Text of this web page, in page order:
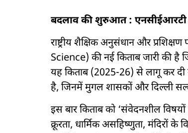
बदलाव की शुरुआत : एनसीईआरटी
राष्ट्रीय शैक्षिक अनुसंधान और
Science) की नई किताब जारी की
यह किताब (2025-26) से लागू कर
है, जिनमें मुगल शासकों और दिल्ली
इस बार किताब को ‘संवेदनशील
क्रूरता, धार्मिक असहिष्णुता, मंदिरों